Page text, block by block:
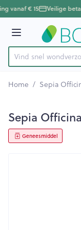
Ga naar de inhoud
1 van 1
vanaf € 15 Veilige
Menu
Product, merk,
Vind snel
Home / Sepia
Sepia
Geneesmiddel